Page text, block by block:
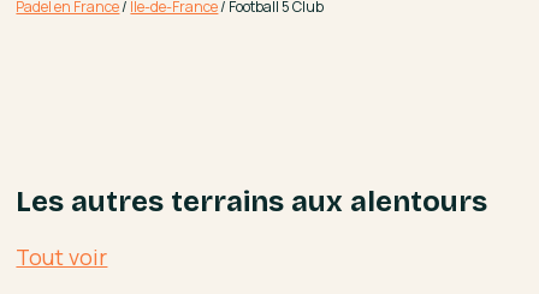
Padel en France/Île-de-France/ Football 5 Club
Les autres terrains aux alentours
Tout voir